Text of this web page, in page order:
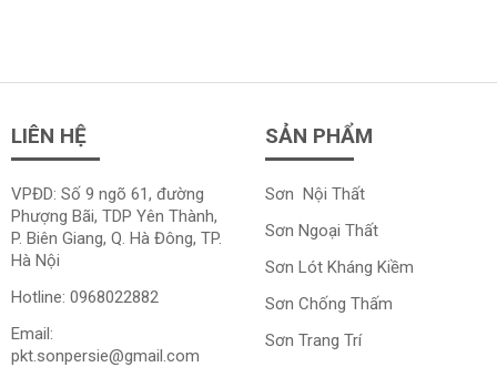
LIÊN HỆ
VPĐD: Số 9 ngõ 61, đường
Phượng Bãi, TDP Yên Thành,
P. Biên Giang, Q. Hà Đông, TP.
Hà Nội
Hotline: 0968022882
Email:
pkt.sonpersie@gmail.com
SẢN PHẨM
Sơn Nội Thất
Sơn Ngoại Thất
Sơn Lót Kháng Kiềm
Sơn Chống Thấm
Sơn Trang Trí